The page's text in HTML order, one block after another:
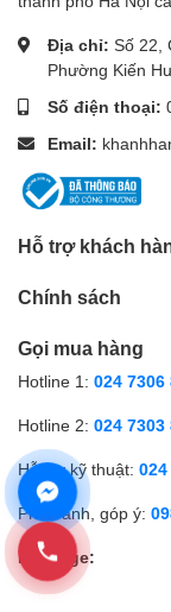
Địa chỉ: Số 22,
Phường Kiến
Số điện thoại:
Email:
Hỗ trợ khách
Chính sách
Gọi mua hàng
Hotline 1: 024 7306
Hotline 2: 024 7303
Hỗ trợ kỹ thuật: 024
Phản ánh, góp ý:
Fanpage: